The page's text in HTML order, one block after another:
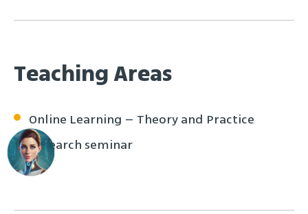
Teaching Areas
Online Learning – Theory and Practice
Research seminar